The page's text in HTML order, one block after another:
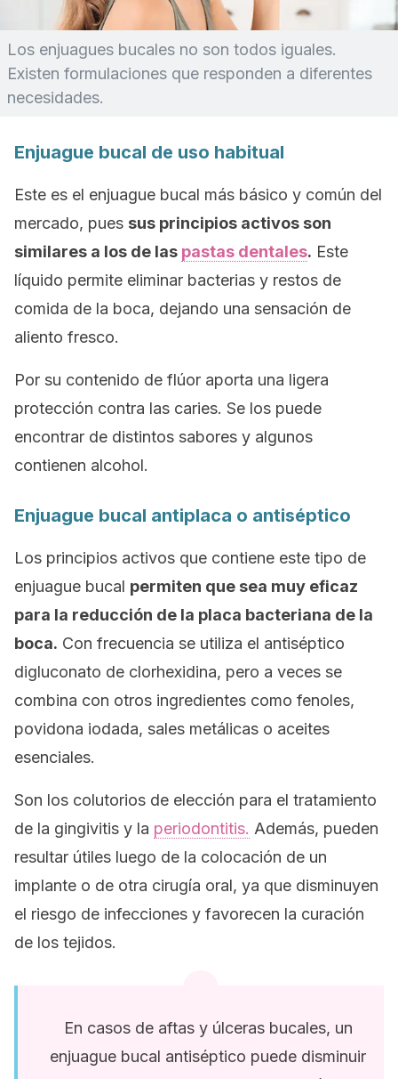
Los enjuagues bucales no son todos iguales.
Existen formulaciones que responden a diferentes
necesidades.
Enjuague bucal de uso habitual
Este es el enjuague bucal más básico y común del
mercado, pues sus principios activos son
similares a los de las pastas dentales. Este
líquido permite eliminar bacterias y restos de
comida de la boca, dejando una sensación de
aliento fresco.
Por su contenido de flúor aporta una ligera
protección contra las caries. Se los puede
encontrar de distintos sabores y algunos
contienen alcohol.
Enjuague bucal antiplaca o antiséptico
Los principios activos que contiene este tipo de
enjuague bucal permiten que sea muy eficaz
para la reducción de la placa bacteriana de la
boca. Con frecuencia se utiliza el antiséptico
digluconato de clorhexidina, pero a veces se
combina con otros ingredientes como fenoles,
povidona iodada, sales metálicas o aceites
esenciales.
Son los colutorios de elección para el tratamiento
de la gingivitis y la periodontitis. Además, pueden
resultar útiles luego de la colocación de un
implante o de otra cirugía oral, ya que disminuyen
el riesgo de infecciones y favorecen la curación
de los tejidos.
En casos de aftas y úlceras bucales, un
enjuague bucal antiséptico puede disminuir